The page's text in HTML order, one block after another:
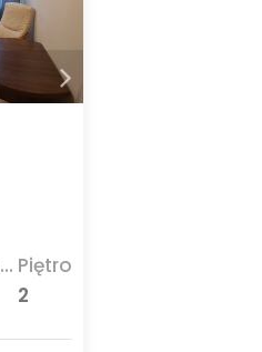
Powierzchnia Piętro
2